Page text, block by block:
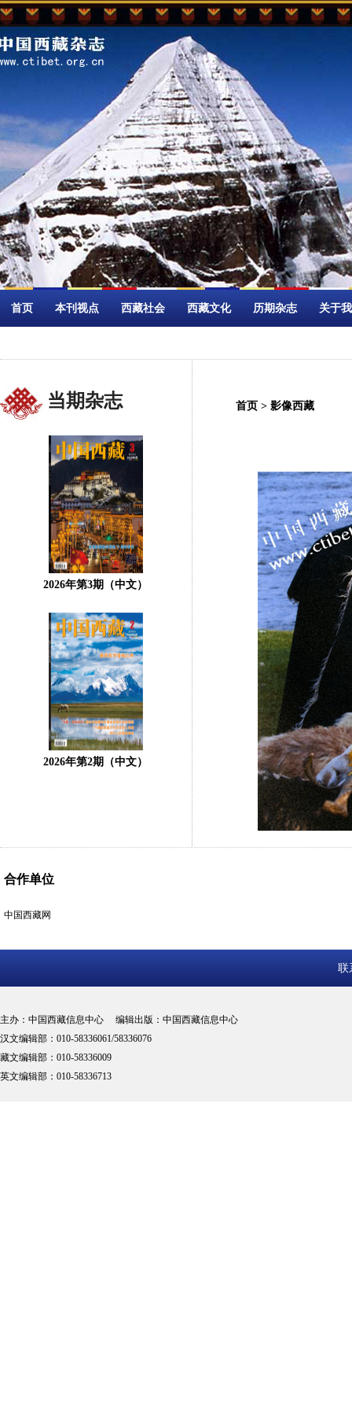
首页 本刊视点 西藏社会 西藏文化 历期杂志 关于
当期杂志
2026年第3期（中文）
2026年第2期（中文）
首页 > 影像西藏
合作单位
中国西藏网
联
主办：中国西藏信息中心 编辑出版：中国西藏信息中心
汉文编辑部：010-58336061/58336076
藏文编辑部：010-58336009
英文编辑部：010-58336713